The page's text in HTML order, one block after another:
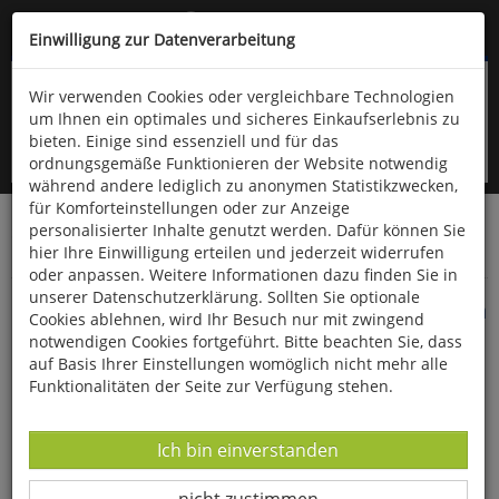
Kompletten Head der Seite überspringen
oder (06766) 9323-960
Startseite Bücher Downloads
Zeitschriften
Der Falke
Das Comeback von Seeadler und Fischadler in
Niedersachsen
Einwilligung zur Datenverarbeitung
Wir verwenden Cookies oder vergleichbare Technologien
um Ihnen ein optimales und sicheres Einkaufserlebnis zu
bieten. Einige sind essenziell und für das
ordnungsgemäße Funktionieren der Website notwendig
während andere lediglich zu anonymen Statistikzwecken,
für Komforteinstellungen oder zur Anzeige
personalisierter Inhalte genutzt werden. Dafür können Sie
hier Ihre Einwilligung erteilen und jederzeit widerrufen
oder anpassen. Weitere Informationen dazu finden Sie in
unserer Datenschutzerklärung. Sollten Sie optionale
Cookies ablehnen, wird Ihr Besuch nur mit zwingend
notwendigen Cookies fortgeführt. Bitte beachten Sie, dass
auf Basis Ihrer Einstellungen womöglich nicht mehr alle
Funktionalitäten der Seite zur Verfügung stehen.
Datenverarbeitung -
Ich bin einverstanden